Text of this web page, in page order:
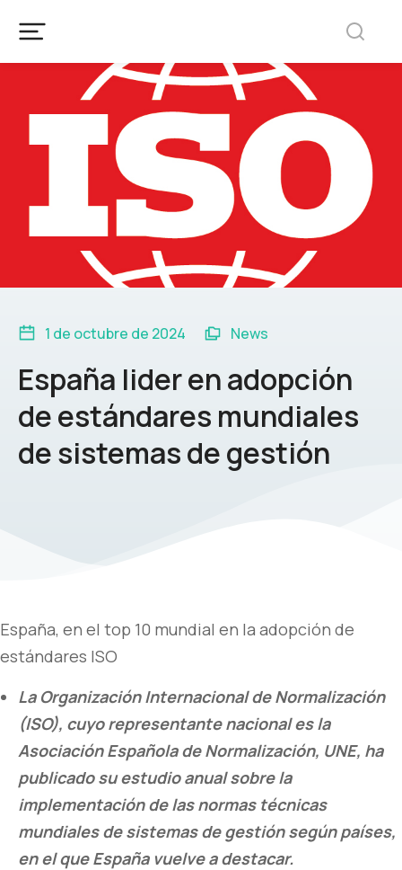
1 de octubre de 2024 News
España lider en adopción
de estándares mundiales
de sistemas de gestión
España, en el top 10 mundial en la adopción de
estándares ISO
La Organización Internacional de Normalización
(ISO), cuyo representante nacional es la
Asociación Española de Normalización, UNE, ha
publicado su estudio anual sobre la
implementación de las normas técnicas
mundiales de sistemas de gestión según países,
en el que España vuelve a destacar.